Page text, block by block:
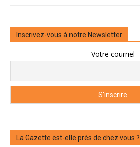
Inscrivez-vous à notre Newsletter
Votre courriel
La Gazette est-elle près de chez vous ?